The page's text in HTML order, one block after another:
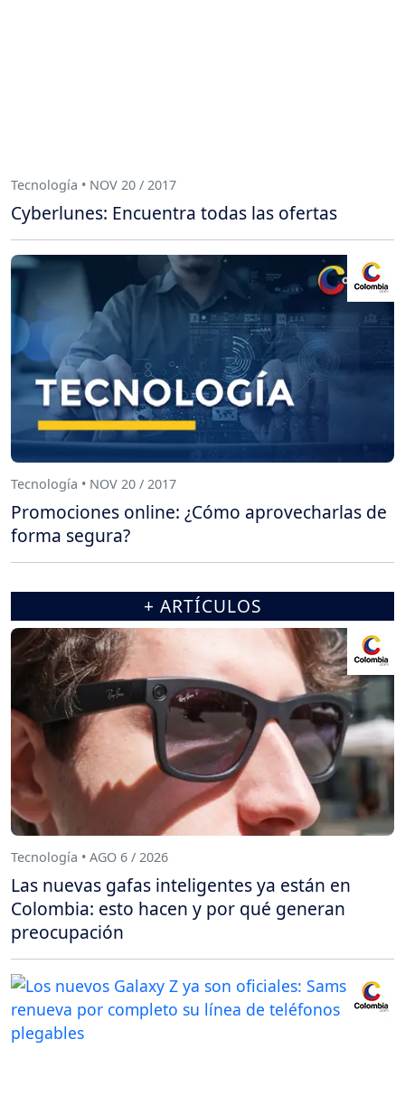
Tecnología • NOV 20 / 2017
Cyberlunes: Encuentra todas las ofertas
Tecnología • NOV 20 / 2017
Promociones online: ¿Cómo aprovecharlas de
forma segura?
+ ARTÍCULOS
Tecnología • AGO 6 / 2026
Las nuevas gafas inteligentes ya están en
Colombia: esto hacen y por qué generan
preocupación